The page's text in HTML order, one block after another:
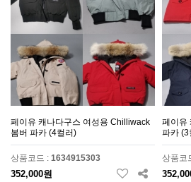
페이유 캐나다구스 여성용 Chilliwack
봄버 파카 (4컬러)
상품코드 : 1634915303
352,000원
페이유
파카 (3
상품코